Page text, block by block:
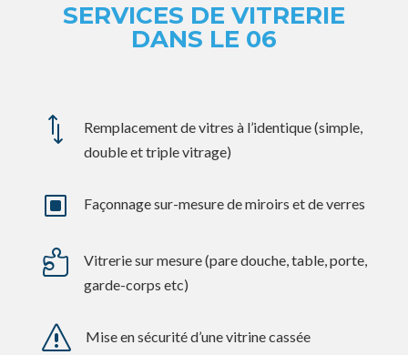
SERVICES DE VITRERIE
DANS LE 06
*
Remplacement de vitres à l’identique (simple,
double et triple vitrage)
W Façonnage sur-mesure de miroirs et de verres

Vitrerie sur mesure (pare douche, table, porte,
garde-corps etc)
s Mise en sécurité d’une vitrine cassée